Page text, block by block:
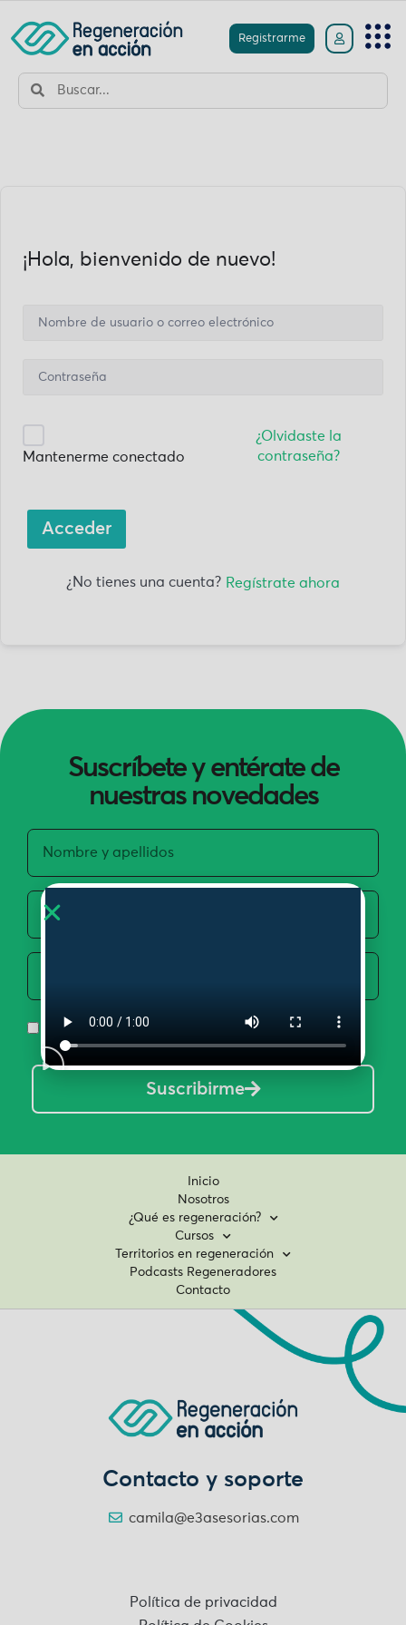
Registrarme
¡Hola, bienvenido de nuevo!
Mantenerme conectado
¿Olvidaste la
contraseña?
Acceder
¿No tienes una cuenta? Regístrate ahora
Suscríbete y entérate de
nuestras novedades
Acepto la Política de Privacidad y Uso de Datos
Suscribirme
Inicio
Nosotros
¿Qué es regeneración?
Cursos
Territorios en regeneración
Podcasts Regeneradores
Contacto
Contacto y soporte
camila@e3asesorias.com
Política de privacidad